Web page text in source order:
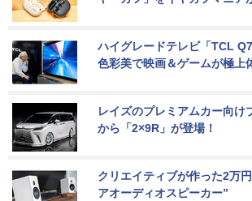
ハイグレードテレビ「TCL
色彩美で映画＆ゲームが極上
レイズのプレミアムカー向け
から「2×9R」が登場！
クリエイティブが作った2万
アオーディオスピーカー”